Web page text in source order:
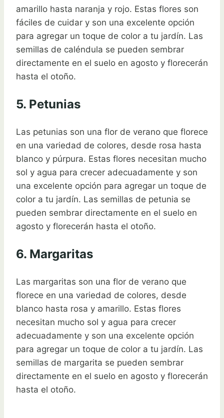
amarillo hasta naranja y rojo. Estas flores son
fáciles de cuidar y son una excelente opción
para agregar un toque de color a tu jardín. Las
semillas de caléndula se pueden sembrar
directamente en el suelo en agosto y florecerán
hasta el otoño.
5. Petunias
Las petunias son una flor de verano que florece
en una variedad de colores, desde rosa hasta
blanco y púrpura. Estas flores necesitan mucho
sol y agua para crecer adecuadamente y son
una excelente opción para agregar un toque de
color a tu jardín. Las semillas de petunia se
pueden sembrar directamente en el suelo en
agosto y florecerán hasta el otoño.
6. Margaritas
Las margaritas son una flor de verano que
florece en una variedad de colores, desde
blanco hasta rosa y amarillo. Estas flores
necesitan mucho sol y agua para crecer
adecuadamente y son una excelente opción
para agregar un toque de color a tu jardín. Las
semillas de margarita se pueden sembrar
directamente en el suelo en agosto y florecerán
hasta el otoño.